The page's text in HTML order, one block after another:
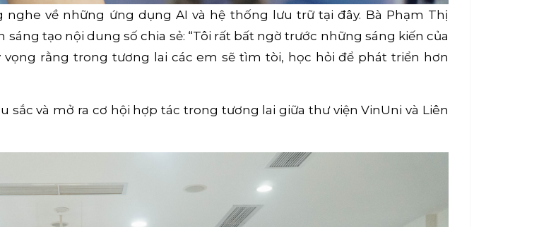
về những ứng dụng AI và hệ thống lưu trữ tại đây. Bà Phạm Thị
tạo nội dung số chia sẻ: “Tôi rất bất ngờ trước những sáng kiến của
rằng trong tương lai các em sẽ tìm tòi, học hỏi để phát triển hơn
và mở ra cơ hội hợp tác trong tương lai giữa thư viện VinUni và Liên